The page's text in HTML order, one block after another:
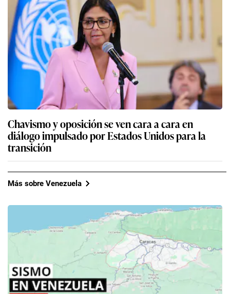
Chavismo y oposición se ven cara a cara en
diálogo impulsado por Estados Unidos para la
transición
Más sobre Venezuela